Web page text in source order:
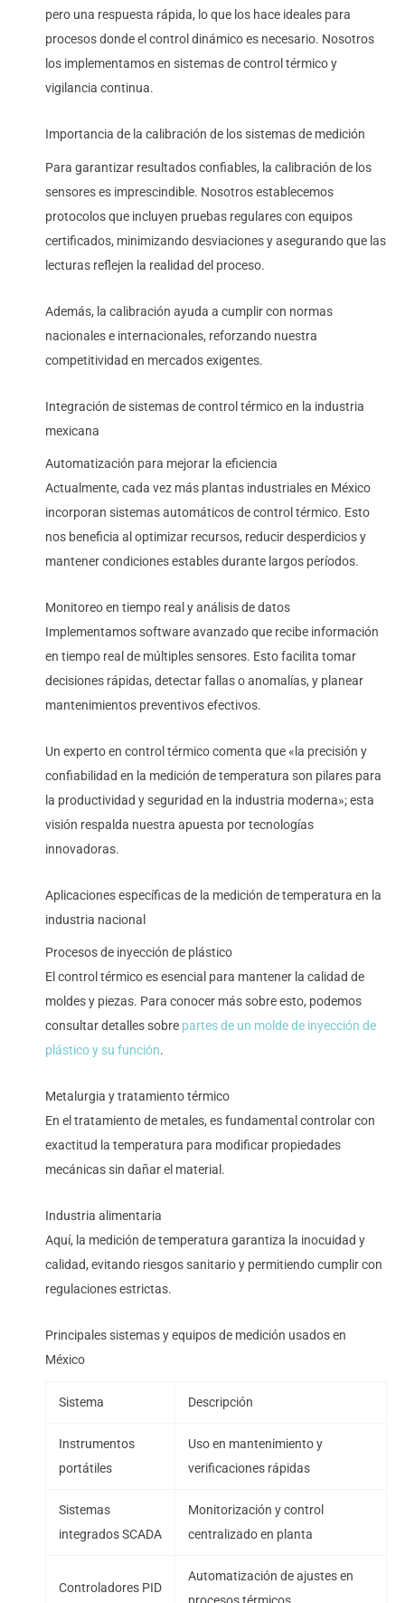
pero una respuesta rápida, lo que los hace ideales para
procesos donde el control dinámico es necesario. Nosotros
los implementamos en sistemas de control térmico y
vigilancia continua.
Importancia de la calibración de los sistemas de medición
Para garantizar resultados confiables, la calibración de los
sensores es imprescindible. Nosotros establecemos
protocolos que incluyen pruebas regulares con equipos
certificados, minimizando desviaciones y asegurando que las
lecturas reflejen la realidad del proceso.
Además, la calibración ayuda a cumplir con normas
nacionales e internacionales, reforzando nuestra
competitividad en mercados exigentes.
Integración de sistemas de control térmico en la industria
mexicana
Automatización para mejorar la eficiencia
Actualmente, cada vez más plantas industriales en México
incorporan sistemas automáticos de control térmico. Esto
nos beneficia al optimizar recursos, reducir desperdicios y
mantener condiciones estables durante largos períodos.
Monitoreo en tiempo real y análisis de datos
Implementamos software avanzado que recibe información
en tiempo real de múltiples sensores. Esto facilita tomar
decisiones rápidas, detectar fallas o anomalías, y planear
mantenimientos preventivos efectivos.
Un experto en control térmico comenta que «la precisión y
confiabilidad en la medición de temperatura son pilares para
la productividad y seguridad en la industria moderna»; esta
visión respalda nuestra apuesta por tecnologías
innovadoras.
Aplicaciones específicas de la medición de temperatura en la
industria nacional
Procesos de inyección de plástico
El control térmico es esencial para mantener la calidad de
moldes y piezas. Para conocer más sobre esto, podemos
consultar detalles sobre partes de un molde de inyección de
plástico y su función.
Metalurgia y tratamiento térmico
En el tratamiento de metales, es fundamental controlar con
exactitud la temperatura para modificar propiedades
mecánicas sin dañar el material.
Industria alimentaria
Aquí, la medición de temperatura garantiza la inocuidad y
calidad, evitando riesgos sanitario y permitiendo cumplir con
regulaciones estrictas.
Principales sistemas y equipos de medición usados en
México
Sistema Descripción
Instrumentos
portátiles
Uso en mantenimiento y
verificaciones rápidas
Sistemas
integrados SCADA
Monitorización y control
centralizado en planta
Controladores PID
Automatización de ajustes en